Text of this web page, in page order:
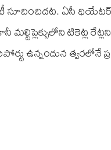
ఏసీ
టికెట్ల
ఉన్నందున త్వరలోనే